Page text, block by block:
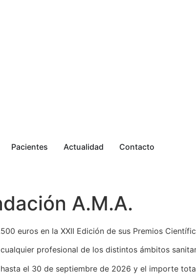
Pacientes Actualidad Contacto
A.M.A.
euros en la XXII Edición de sus Premios
profesional de los distintos ámbitos
el 30 de septiembre de 2026 y el importe